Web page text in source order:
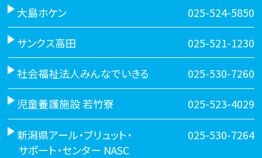
大島ホケン 025-524-5850
サンクス高田 025-521-1230
社会福祉法人みんなでいきる 025-530-7260
児童養護施設 若竹寮 025-523-4029
新潟県アール・ブリュット・
サポート・センター NASC
025-530-7264